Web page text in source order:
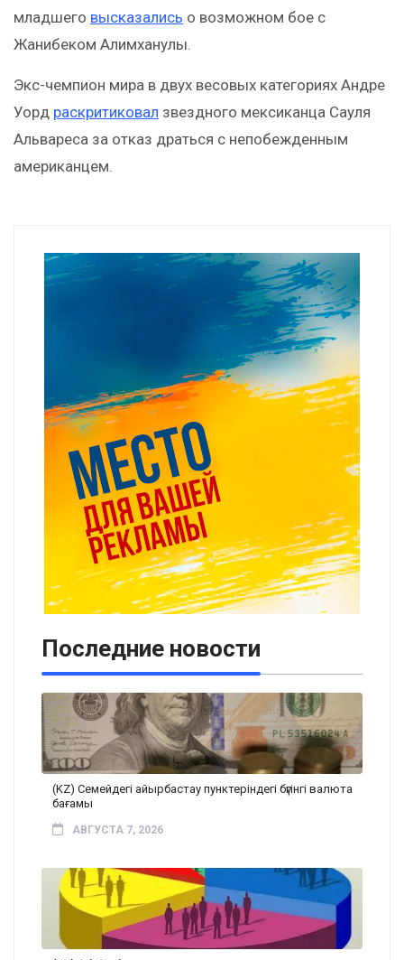
младшего высказались о возможном бое с
Жанибеком Алимханулы.
Экс-чемпион мира в двух весовых категориях Андре
Уорд раскритиковал звездного мексиканца Сауля
Альвареса за отказ драться с непобежденным
американцем.
Последние новости
(KZ) Семейдегі айырбастау пунктеріндегі бүгінгі валюта
бағамы
АВГУСТА 7, 2026